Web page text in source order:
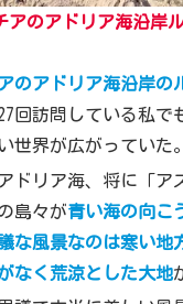
アのアドリア海沿岸
のアドリア海沿岸の
回訪問している私で
世界が広がっていた。
ドリア海、将に「ア
島々が青い海の向こ
な風景なのは寒い地
なく荒涼とした大地